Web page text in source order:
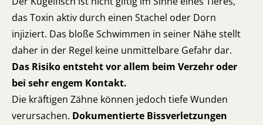
das Toxin aktiv durch einen Stachel oder Dorn
injiziert. Das bloße Schwimmen in seiner Nähe stellt
daher in der Regel keine unmittelbare Gefahr dar.
Das Risiko entsteht vor allem beim Verzehr oder
bei sehr engem Kontakt.
Die kräftigen Zähne können jedoch tiefe Wunden
verursachen. Dokumentierte Bissverletzungen